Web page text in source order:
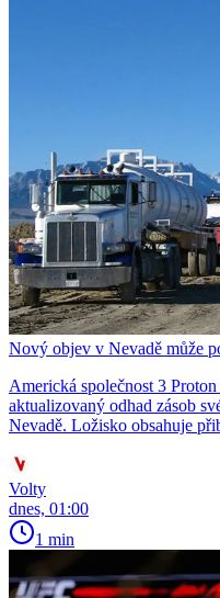
Nový objev v Nevadě může
Americká společnost 3
aktualizovaný odhad zásob
Nevadě. Ložisko obsahuje
Volty
dnes, 01:00
1 min